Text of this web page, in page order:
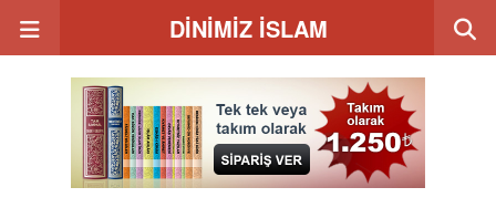
DİNİMİZ İSLAM